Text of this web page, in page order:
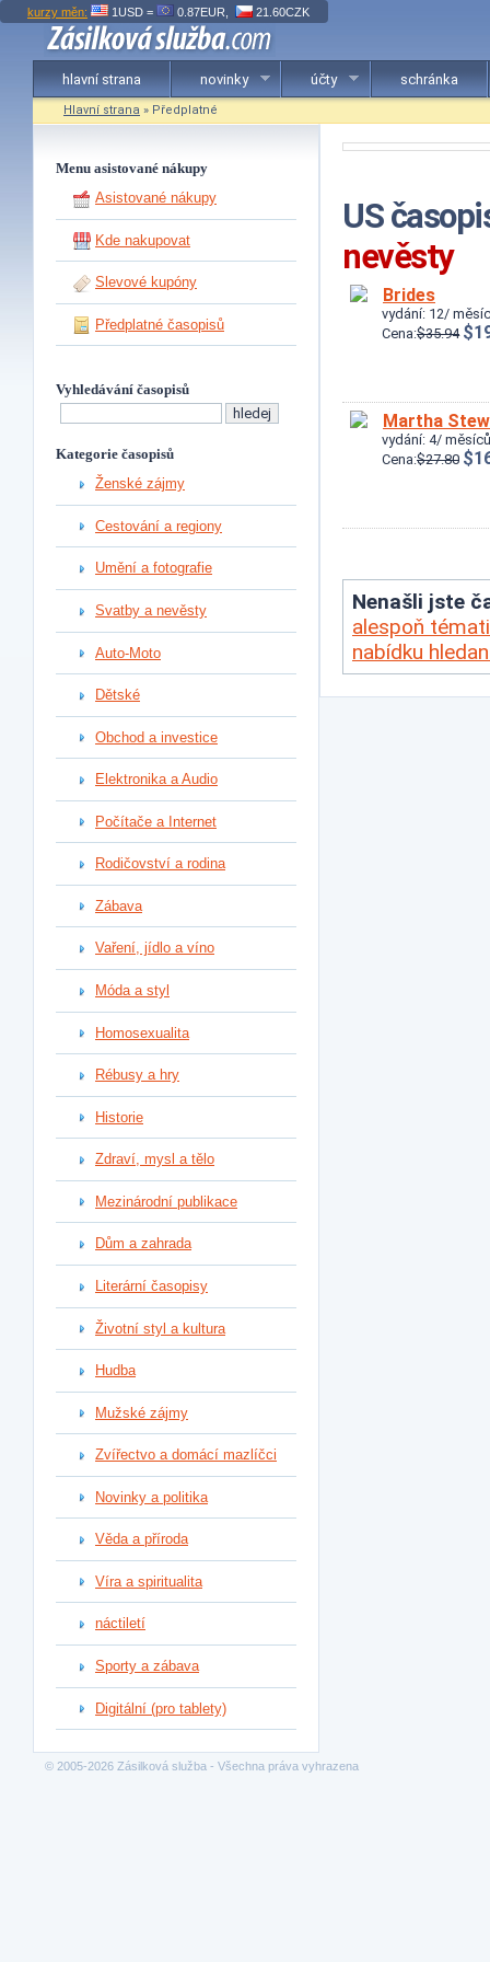
kurzy měn: 1USD = 0.87EUR, 21.60CZK
hlavní strana novinky účty schránka
Hlavní strana » Předplatné
Menu asistované nákupy
Asistované nákupy
Kde nakupovat
Slevové kupóny
Předplatné časopisů
Vyhledávání časopisů
Kategorie časopisů
Ženské zájmy
Cestování a regiony
Umění a fotografie
Svatby a nevěsty
Auto-Moto
Dětské
Obchod a investice
Elektronika a Audio
Počítače a Internet
Rodičovství a rodina
Zábava
Vaření, jídlo a víno
Móda a styl
Homosexualita
Rébusy a hry
Historie
Zdraví, mysl a tělo
Mezinárodní publikace
Dům a zahrada
Literární časopisy
Životní styl a kultura
Hudba
Mužské zájmy
Zvířectvo a domácí mazlíčci
Novinky a politika
Věda a příroda
Víra a spiritualita
náctiletí
Sporty a zábava
Digitální (pro tablety)
US
nevěsty
Brides
vydání: 12/
Cena:$35.94
Martha
vydání: 4/
Cena:$27.80
Nenašli jste
alespoň
nabídku
© 2005-2026 Zásilková služba - Všechna práva vyhrazena